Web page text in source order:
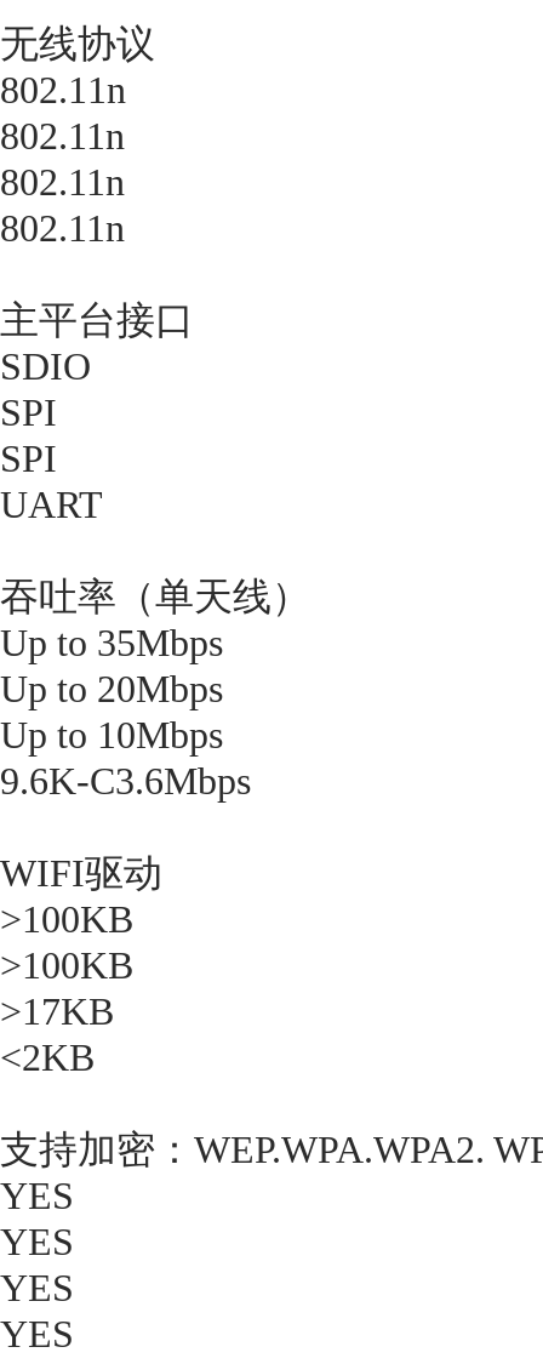
无线协议
802.11n
802.11n
802.11n
802.11n
主平台接口
SDIO
SPI
SPI
UART
吞吐率（单天线）
Up to 35Mbps
Up to 20Mbps
Up to 10Mbps
9.6K-C3.6Mbps
WIFI驱动
>100KB
>100KB
>17KB
<2KB
支持加密：WEP.WPA.WPA2.
YES
YES
YES
YES